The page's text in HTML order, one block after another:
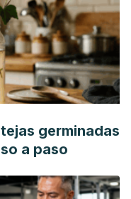
germinadas
a paso